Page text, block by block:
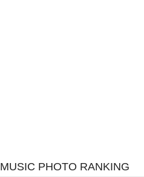
MUSIC PHOTO RANKING